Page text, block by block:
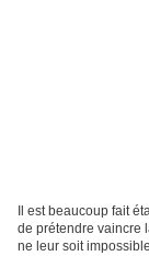
Il est beaucoup fait
de prétendre vaincre
ne leur soit